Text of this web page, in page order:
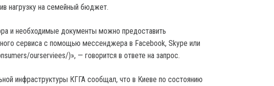
нагрузку на семейный бюджет.
и необходимые документы можно предоставить
сервиса с помощью мессенджера в Facebook, Skype или
ourserviees/)», — говорится в ответе на запрос.
инфраструктуры КГГА сообщал, что в Киеве по состоянию